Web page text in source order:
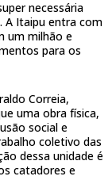
necessária
A Itaipu entra com
um milhão e
para os
Correia,
uma obra física,
social e
coletivo das
dessa unidade é
catadores e